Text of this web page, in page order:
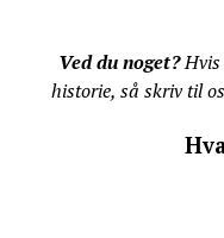
Ved du noget?Hvis
historie, så skriv til